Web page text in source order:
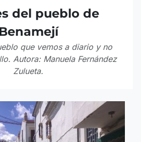
del pueblo de
Benamejí
que vemos a diario y no
Autora: Manuela Fernández
Zulueta.